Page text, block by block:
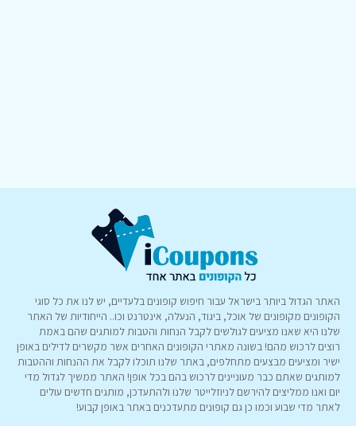
האתר הגדול ביותר בישראל עבור חיפוש קופונים בלעדיים, יש לנו את כל סוגי
הקופונים מקופונים של אוכל, ביגוד, הנעלה, אינטרנט וכו.. הייחודיות של האתר
שלנו היא שאנו מציעים לגולשים לקבל הנחות והטבות למותגים שהם באמת
רוצים לרכוש מהם! בשונה מאתרי הקופונים האחרים אשר מקשרים לדילים באופן
ישיר ומציעים מבצעים מתחלפים, באתר שלנו תוכלו לקבל את ההנחות וההטבות
למותגים שאתם כבר מעוניינים לרכוש בהם בכל אופן! האתר ממשיך לגדול מדי
יום ואנו ממליצים להירשם לניוזלייטר שלנו ולהתעדכן, מותגים חדשים עולים
לאתר מדי שבוע וכמו כן גם קופונים מתעדכנים באתר באופן קבוע!